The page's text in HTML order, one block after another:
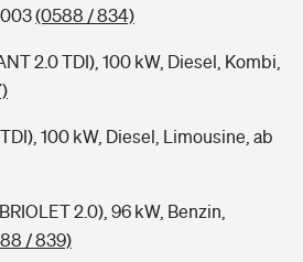
(0588 / 834)
2.0 TDI), 100 kW, Diesel, Kombi,
100 kW, Diesel, Limousine, ab
2.0), 96 kW, Benzin,
/ 839)